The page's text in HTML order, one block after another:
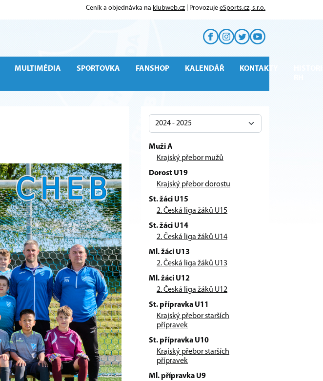
Ceník a objednávka na klubweb.cz | Provozuje eSports.cz, s.r.o.
MULTIMÉDIA SPORTOVKA FANSHOP KALENDÁŘ KONTAKTY
Muži A
Krajský přebor mužů
Dorost U19
Krajský přebor dorostu
St. žáci U15
2. Česká liga žáků U15
St. žáci U14
2. Česká liga žáků U14
Ml. žáci U13
2. Česká liga žáků U13
Ml. žáci U12
2. Česká liga žáků U12
St. přípravka U11
Krajský přebor starších
přípravek
St. přípravka U10
Krajský přebor starších
přípravek
Ml. přípravka U9